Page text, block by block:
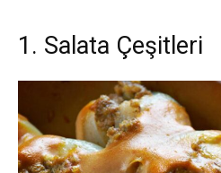
1. Salata Çeşitleri